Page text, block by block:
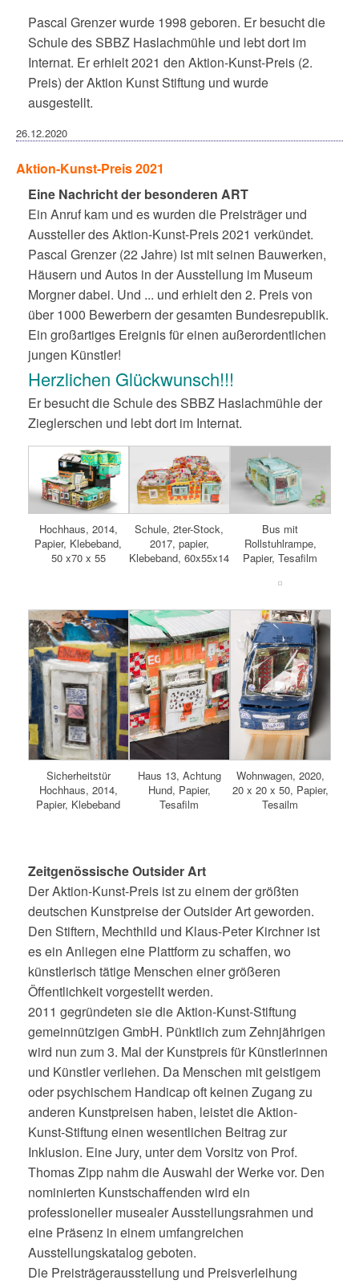
Pascal Grenzer wurde 1998 geboren. Er besucht die
Schule des SBBZ Haslachmühle und lebt dort im
Internat. Er erhielt 2021 den Aktion-Kunst-Preis (2.
Preis) der Aktion Kunst Stiftung und wurde
ausgestellt.
26.12.2020
Aktion-Kunst-Preis 2021
Eine Nachricht der besonderen ART
Ein Anruf kam und es wurden die Preisträger und
Aussteller des Aktion-Kunst-Preis 2021 verkündet.
Pascal Grenzer (22 Jahre) ist mit seinen Bauwerken,
Häusern und Autos in der Ausstellung im Museum
Morgner dabei. Und ... und erhielt den 2. Preis von
über 1000 Bewerbern der gesamten Bundesrepublik.
Ein großartiges Ereignis für einen außerordentlichen
jungen Künstler!
Herzlichen Glückwunsch!!!
Er besucht die Schule des SBBZ Haslachmühle der
Zieglerschen und lebt dort im Internat.
Hochhaus, 2014,
Papier, Klebeband,
50 x70 x 55
Schule, 2ter-Stock,
2017, papier,
Klebeband, 60x55x14
Bus mit
Rollstuhlrampe,
Papier, Tesafilm
Sicherheitstür
Hochhaus, 2014,
Papier, Klebeband
Haus 13, Achtung
Hund, Papier,
Tesafilm
Wohnwagen, 2020,
20 x 20 x 50, Papier,
Tesailm
Zeitgenössische Outsider Art
Der Aktion-Kunst-Preis ist zu einem der größten
deutschen Kunstpreise der Outsider Art geworden.
Den Stiftern, Mechthild und Klaus-Peter Kirchner ist
es ein Anliegen eine Plattform zu schaffen, wo
künstlerisch tätige Menschen einer größeren
Öffentlichkeit vorgestellt werden.
2011 gegründeten sie die Aktion-Kunst-Stiftung
gemeinnützigen GmbH. Pünktlich zum Zehnjährigen
wird nun zum 3. Mal der Kunstpreis für Künstlerinnen
und Künstler verliehen. Da Menschen mit geistigem
oder psychischem Handicap oft keinen Zugang zu
anderen Kunstpreisen haben, leistet die Aktion-
Kunst-Stiftung einen wesentlichen Beitrag zur
Inklusion. Eine Jury, unter dem Vorsitz von Prof.
Thomas Zipp nahm die Auswahl der Werke vor. Den
nominierten Kunstschaffenden wird ein
professioneller musealer Ausstellungsrahmen und
eine Präsenz in einem umfangreichen
Ausstellungskatalog geboten.
Die Preisträgerausstellung und Preisverleihung